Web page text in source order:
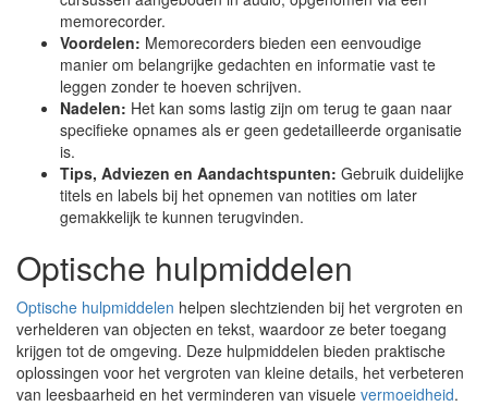
memorecorder.
Voordelen: Memorecorders bieden een eenvoudige
manier om belangrijke gedachten en informatie vast te
leggen zonder te hoeven schrijven.
Nadelen: Het kan soms lastig zijn om terug te gaan naar
specifieke opnames als er geen gedetailleerde organisatie
is.
Tips, Adviezen en Aandachtspunten: Gebruik duidelijke
titels en labels bij het opnemen van notities om later
gemakkelijk te kunnen terugvinden.
Optische hulpmiddelen
Optische hulpmiddelen helpen slechtzienden bij het vergroten en
verhelderen van objecten en tekst, waardoor ze beter toegang
krijgen tot de omgeving. Deze hulpmiddelen bieden praktische
oplossingen voor het vergroten van kleine details, het verbeteren
van leesbaarheid en het verminderen van visuele vermoeidheid.